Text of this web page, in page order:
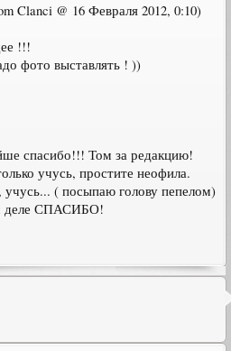
Clanci @ 16 Февраля 2012, 0:10)
!!!
фото выставлять ! ))
спасибо!!! Том за редакцию!
учусь, простите неофила.
( посыпаю голову пепелом)
деле СПАСИБО!